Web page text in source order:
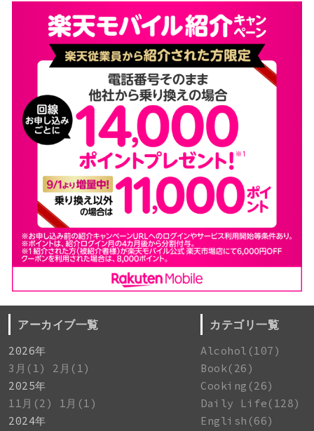
アーカイブ一覧
2026年
3月(1)
2月(1)
2025年
11月(2)
1月(1)
2024年
カテゴリ一覧
Alcohol(107)
Book(26)
Cooking(26)
Daily Life(128)
English(66)